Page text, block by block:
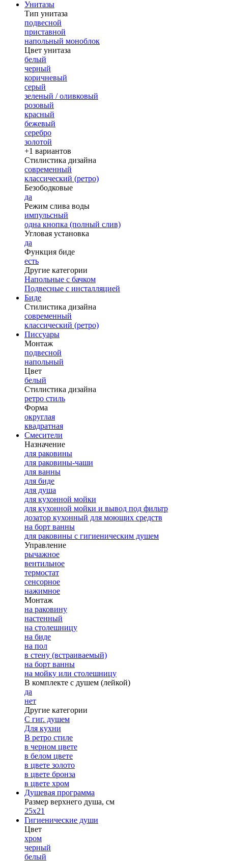
Унитазы
Тип унитаза
подвесной
приставной
напольный моноблок
Цвет унитаза
белый
черный
коричневый
серый
зеленый / оливковый
розовый
красный
бежевый
серебро
золотой
+1 вариантов
Стилистика дизайна
современный
классический (ретро)
Безободковые
да
Режим слива воды
импульсный
одна кнопка (полный слив)
Угловая установка
да
Функция биде
есть
Другие категории
Напольные с бачком
Подвесные с инсталляцией
Биде
Стилистика дизайна
современный
классический (ретро)
Писсуары
Монтаж
подвесной
напольный
Цвет
белый
Стилистика дизайна
ретро стиль
Форма
округлая
квадратная
Смесители
Назначение
для раковины
для раковины-чаши
для ванны
для биде
для душа
для кухонной мойки
для кухонной мойки и вывод под фильтр
дозатор кухонный для моющих средств
на борт ванны
для раковины с гигиеническим душем
Управление
рычажное
вентильное
термостат
сенсорное
нажимное
Монтаж
на раковину
настенный
на столешницу
на биде
на пол
в стену (встраиваемый)
на борт ванны
на мойку или столешницу
В комплекте с душем (лейкой)
да
нет
Другие категории
С гиг. душем
Для кухни
В ретро стиле
в черном цвете
в белом цвете
в цвете золото
в цвете бронза
в цвете хром
Душевая программа
Размер верхнего душа, см
25х21
Гигиенические души
Цвет
хром
черный
белый